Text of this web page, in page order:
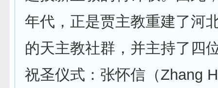
年代，正是贾主教重建了河
的天主教社群，并主持了四
祝圣仪式：张怀信（Zhang